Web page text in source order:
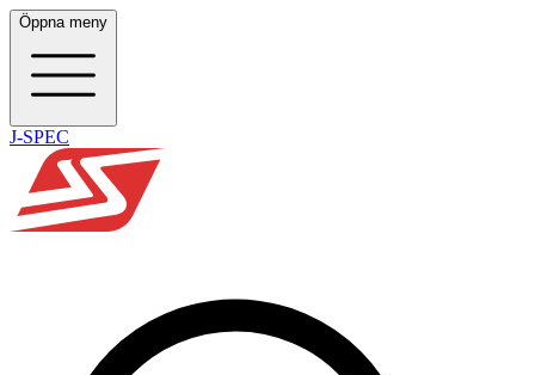
Öppna meny
J-SPEC